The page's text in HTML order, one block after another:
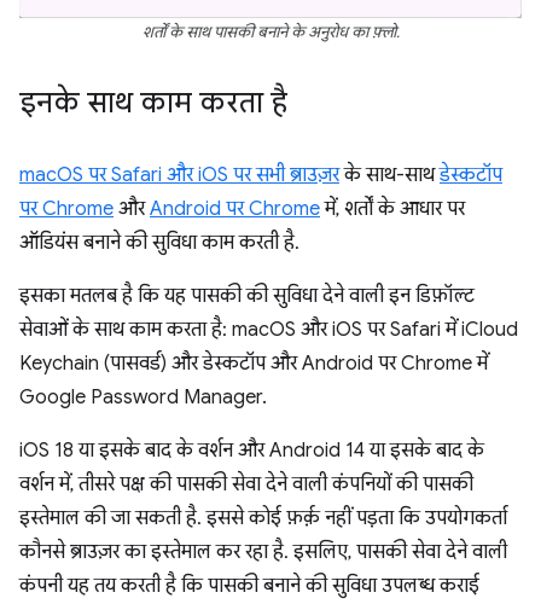
शर्तों के साथ पासकी बनाने के अनुरोध का फ़्लो.
इनके साथ काम करता है
macOS पर Safari और iOS पर सभी ब्राउज़रके साथ-साथडेस्कटॉप
पर Chrome औरAndroid पर Chromeमें, शर्तों के आधार पर
ऑडियंस बनाने की सुविधा काम करती है.
इसका मतलब है कि यह पासकी की सुविधा देने वाली इन डिफ़ॉल्ट
सेवाओं के साथ काम करता है: macOS और iOS पर Safari में iCloud
Keychain (पासवर्ड) और डेस्कटॉप और Android पर Chrome में
Google Password Manager.
iOS 18 या इसके बाद के वर्शन और Android 14 या इसके बाद के
वर्शन में, तीसरे पक्ष की पासकी सेवा देने वाली कंपनियों की पासकी
इस्तेमाल की जा सकती है. इससे कोई फ़र्क़ नहीं पड़ता कि उपयोगकर्ता
कौनसे ब्राउज़र का इस्तेमाल कर रहा है. इसलिए, पासकी सेवा देने वाली
कंपनी यह तय करती है कि पासकी बनाने की सुविधा उपलब्ध कराई